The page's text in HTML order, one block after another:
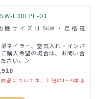
L30LPF-01
サイズ:1.5kW・定格電
ネイラー、空気入れ・インパ
購入希望の場合は、お問い合
さい。＞
品については、上記は1～9本ま